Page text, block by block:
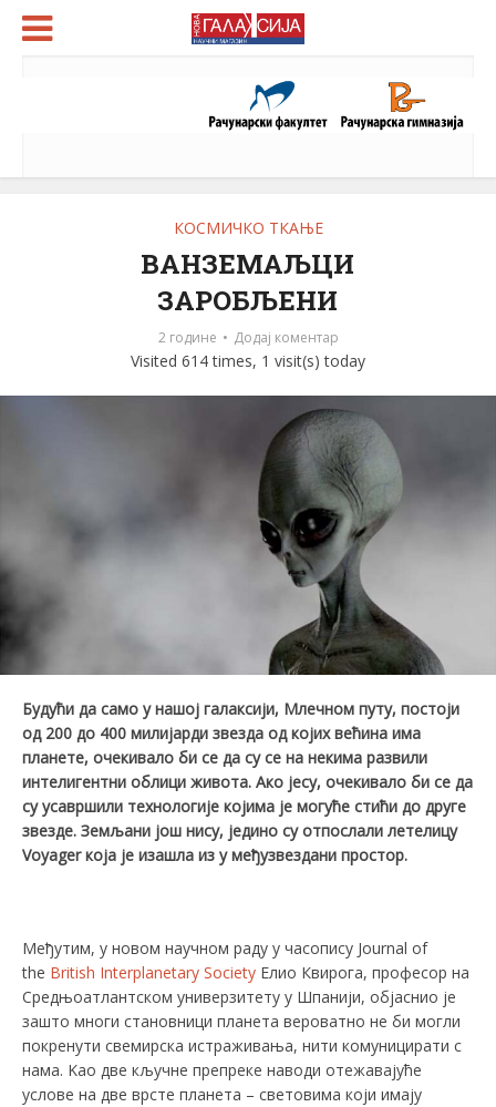
КОСМИЧКО ТКАЊЕ
ВАНЗЕМАЉЦИ
ЗАРОБЉЕНИ
2 године Додај коментар
Visited 614 times, 1 visit(s) today
Будући да само у нашој галаксији, Млечном путу, постоји
од200 до 400 милијарди звезда од којих већина има
планете, очекивало би се да су се на некима развили
интелигентни облици живота. Ако јесу, очекивало би се да
су усавршили технологије којима је могуће стићи до друге
звезде. Земљани још нису, једино су отпослали летелицу
Voyager која је изашла из у међузвездани простор.
Међутим, у новом научном раду у часопису Journal of
the British Interplanetary Society Елио Квирога, професор на
Средњоатлантском универзитету у Шпанији, објаснио је
зашто многи становници планета вероватно не би могли
покренути свемирска истраживања, нити комуницирати с
нама. Kао две кључне препреке наводи отежавајуће
услове на две врсте планета – световима који имају